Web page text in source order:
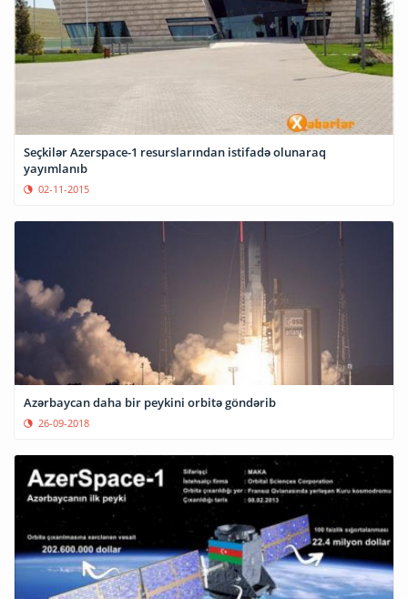
Seçkilər Azerspace-1 resurslarından istifadə olunaraq
yayımlanıb
02-11-2015
Azərbaycan daha bir peykini orbitə göndərib
26-09-2018